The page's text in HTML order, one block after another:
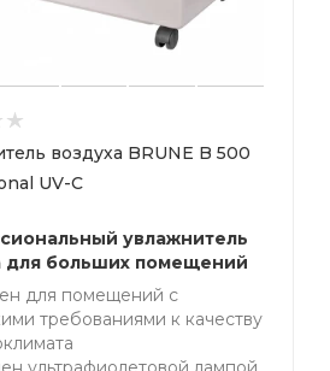
воздуха BRUNE B 500
UV-C
увлажнитель
для больших помещений
для помещений с
требованиями к качеству